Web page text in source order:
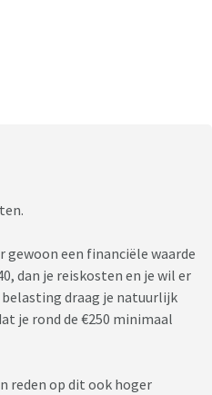
een financiële waarde
dan je reiskosten en je wil er
draag je natuurlijk
je rond de €250 minimaal
reden op dit ook hoger